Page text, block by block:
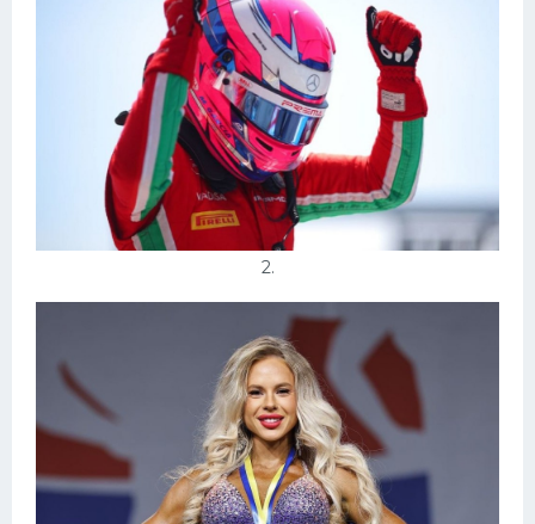
2.
Конькобежный спорт
Интерьеры квартир